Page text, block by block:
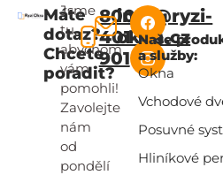
Máte
dotaz?
Chcete
poradit?
Jsme
tu,
abychom
vám
pomohli!
Zavolejte
nám
od
pondělí
800
401
901
info@ryzi-
okna.cz
Naše
a služby:
Okna
Vchodové
Posuvné
Hliníkové